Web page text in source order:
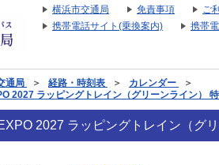
横浜市交通局 免責事項
ご
携帯電話サイト(乗換案内)
携帯
通局 ＞ 経路・時刻表 ＞ カレンダー
＞
2027 ラッピングトレイン（グリーンライン）
2027 ラッピングトレイン（グ